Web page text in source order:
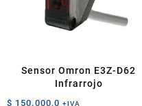
Sensor Omron E3Z-D62
Infrarrojo
$ 150.000,0 +IVA